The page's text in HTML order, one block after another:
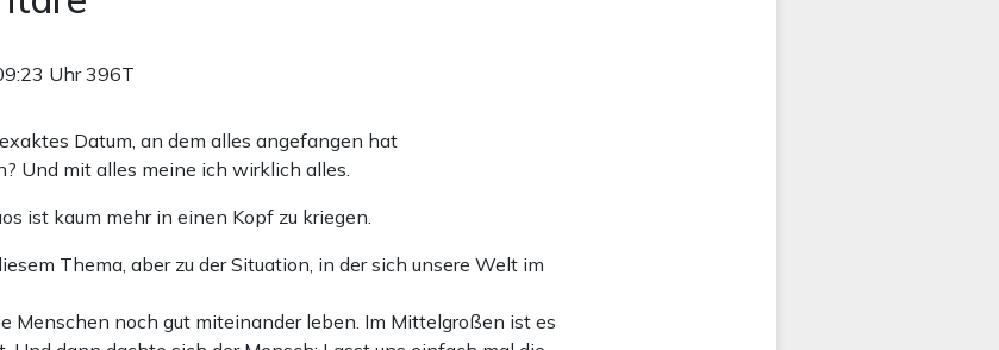
Uhr396T
Datum, an dem alles angefangen hat
Und mit alles meine ich wirklich alles.
ist kaum mehr in einen Kopf zu kriegen.
Thema, aber zu der Situation, in der sich unsere Welt im
Menschen noch gut miteinander leben. Im Mittelgroßen ist es